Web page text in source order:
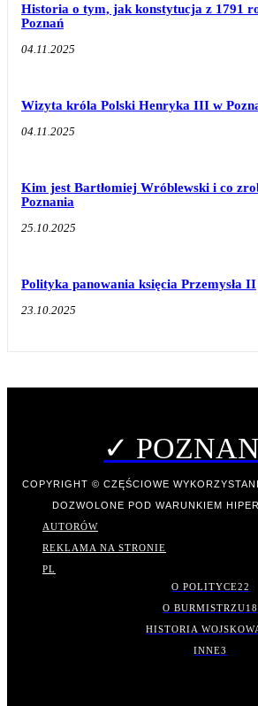
Historia o tym, jak konstytucja z 1791
Poznań
04.11.2025
Wizyta króla Polski Henryka III w
04.11.2025
Kim jest Bartłomiej Wróblewski i co
Poznania
25.10.2025
Polityka panowania księcia Przemysła II
23.10.2025
✓
COPYRIGHT © CZĘŚCIOWE
DOZWOLONE POD WARUNKIEM
AUTORÓW
REKLAMA NA STRONIE
PL
O POLITYCE22
O BURMISTRZU18
HISTORIA
INNE3